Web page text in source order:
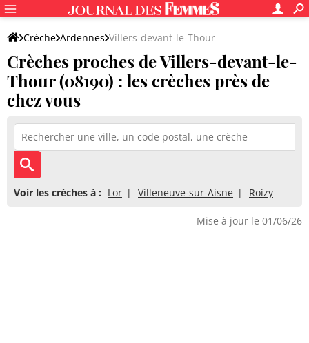
Crèche Ardennes Villers-devant-le-Thour
Crèches proches de Villers-devant-le-
Thour (08190) : les crèches près de
chez vous
Voir les crèches à : Lor Villeneuve-sur-Aisne Roizy
Mise à jour le 01/06/26